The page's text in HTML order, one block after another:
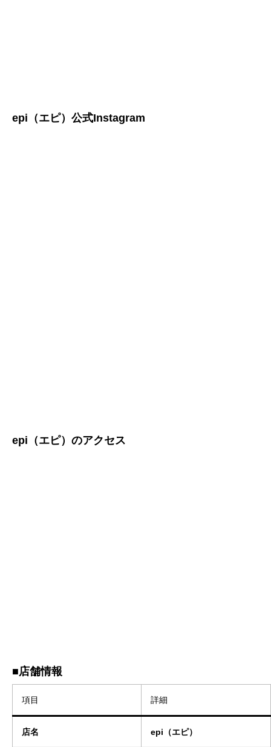
epi（エピ）公式Instagram
epi（エピ）のアクセス
■店舗情報
項目 詳細
店名 epi（エピ）